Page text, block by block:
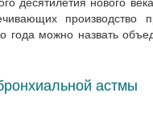
производство
можно назвать
астмы